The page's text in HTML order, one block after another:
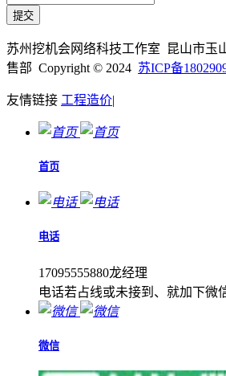
苏州挖机会网络科技工作室 昆山市玉
售部 Copyright © 2024 苏ICP备
友情链接 工程造价|
首页
电话
17095555880龙经理
电话若占线或未接到、就加下微
微信